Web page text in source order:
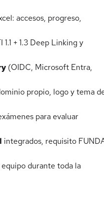
accesos, progreso,
1.1 + 1.3 Deep Linking y
(OIDC, Microsoft Entra,
propio, logo y tema
para evaluar
integrados, requisito
durante toda la